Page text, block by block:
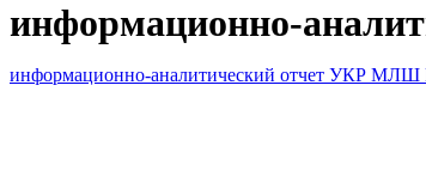
информационно-
информационно-аналитический отчет УКР МЛШ